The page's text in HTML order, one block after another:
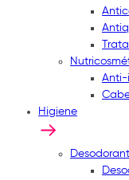
Higiene